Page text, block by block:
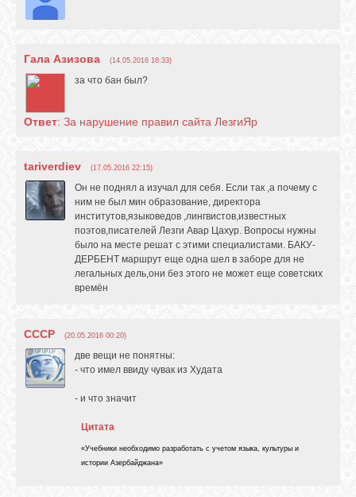
RSS
TWITTER
Гала Азизова (14.05.2016 18:33)
за что бан был?
Ответ: За нарушение правил сайта ЛезгиЯр
tariverdiev (17.05.2016 22:15)
Он не поднял а изучал для себя. Если так ,а почему с
ним не был мин образование, директора
институтов,языковедов ,лингвистов,известных
поэтов,писателей Лезги Авар Цахур. Вопросы нужны
было на месте решат с этими специалистами. БАКУ-
ДЕРБЕНТ маршрут еще одна шел в заборе для не
легальных дель,они без этого не может еще советских
времён
СССР (20.05.2016 00:20)
две вещи не понятны:
- что имел ввиду чувак из Худата
- и что значит
Цитата
«Учебники необходимо разработать с учетом языка, культуры и
истории Азербайджана»